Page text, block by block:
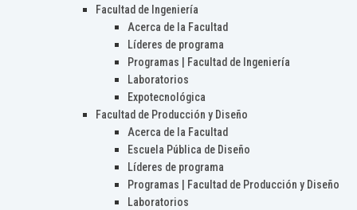
Facultad de Ingeniería
Acerca de la Facultad
Líderes de programa
Programas | Facultad de Ingeniería
Laboratorios
Expotecnológica
Facultad de Producción y Diseño
Acerca de la Facultad
Escuela Pública de Diseño
Líderes de programa
Programas | Facultad de Producción y Diseño
Laboratorios